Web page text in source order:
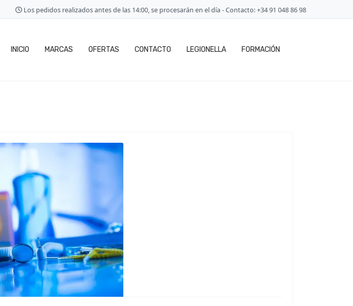
Los pedidos realizados antes de las 14:00, se procesarán en el día - Contacto: +34 91 048 86 98
INICIO MARCAS OFERTAS CONTACTO LEGIONELLA FORMACIÓN